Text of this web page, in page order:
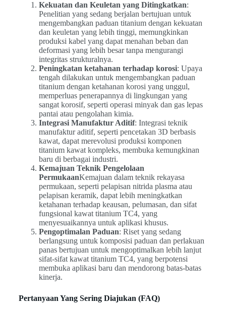
Kekuatan dan Keuletan yang Ditingkatkan:
Penelitian yang sedang berjalan bertujuan untuk
mengembangkan paduan titanium dengan kekuatan
dan keuletan yang lebih tinggi, memungkinkan
produksi kabel yang dapat menahan beban dan
deformasi yang lebih besar tanpa mengurangi
integritas strukturalnya.
Peningkatan ketahanan terhadap korosi: Upaya
tengah dilakukan untuk mengembangkan paduan
titanium dengan ketahanan korosi yang unggul,
memperluas penerapannya di lingkungan yang
sangat korosif, seperti operasi minyak dan gas lepas
pantai atau pengolahan kimia.
Integrasi Manufaktur Aditif: Integrasi teknik
manufaktur aditif, seperti pencetakan 3D berbasis
kawat, dapat merevolusi produksi komponen
titanium kawat kompleks, membuka kemungkinan
baru di berbagai industri.
Kemajuan Teknik Pengelolaan
PermukaanKemajuan dalam teknik rekayasa
permukaan, seperti pelapisan nitrida plasma atau
pelapisan keramik, dapat lebih meningkatkan
ketahanan terhadap keausan, pelumasan, dan sifat
fungsional kawat titanium TC4, yang
menyesuaikannya untuk aplikasi khusus.
Pengoptimalan Paduan: Riset yang sedang
berlangsung untuk komposisi paduan dan perlakuan
panas bertujuan untuk mengoptimalkan lebih lanjut
sifat-sifat kawat titanium TC4, yang berpotensi
membuka aplikasi baru dan mendorong batas-batas
kinerja.
Pertanyaan Yang Sering Diajukan (FAQ)